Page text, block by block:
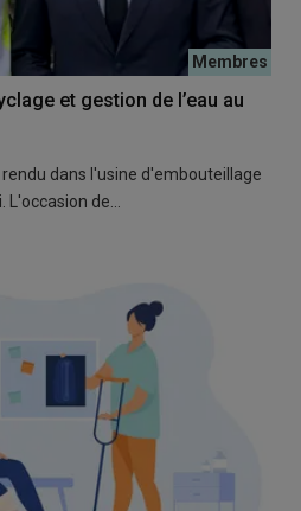
et gestion de l’eau au
dans l'usine d'embouteillage
L'occasion de…